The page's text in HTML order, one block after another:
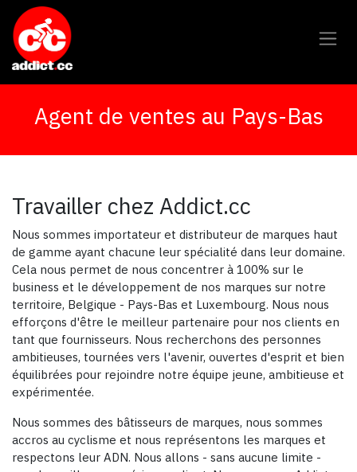
Overslaan naar inhoud
Agent de ventes au Pays-Bas
Travailler chez Addict.cc
Nous sommes importateur et distributeur de marques haut
de gamme ayant chacune leur spécialité dans leur domaine.
Cela nous permet de nous concentrer à 100% sur le
business et le développement de nos marques sur notre
territoire, Belgique - Pays-Bas et Luxembourg. Nous nous
efforçons d'être le meilleur partenaire pour nos clients en
tant que fournisseurs. Nous recherchons des personnes
ambitieuses, tournées vers l'avenir, ouvertes d'esprit et bien
équilibrées pour rejoindre notre équipe jeune, ambitieuse et
expérimentée.
Nous sommes des bâtisseurs de marques, nous sommes
accros au cyclisme et nous représentons les marques et
respectons leur ADN. Nous allons - sans aucune limite -